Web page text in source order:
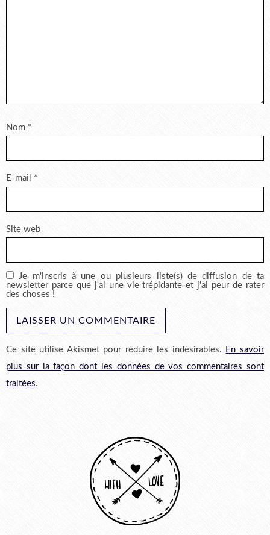
Nom *
E-mail *
Site web
Je m'inscris à une ou plusieurs liste(s) de diffusion de ta
newsletter parce que j'ai une vie trépidante et j'ai peur de rater
des choses !
Ce site utilise Akismet pour réduire les indésirables. En savoir
plus sur la façon dont les données de vos commentaires sont
traitées.